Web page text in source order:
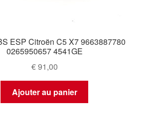
ESP Citroën C5 X7 9663887780
0265950657 4541GE
€91,00
Ajouter au panier